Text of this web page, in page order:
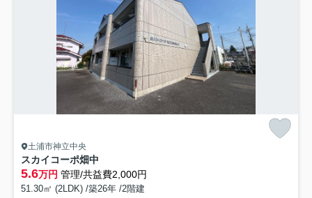
土浦市神立中央
スカイコーポ畑中
5.6万円 管理/共益費2,000円
51.30㎡ (2LDK) /築26年 /2階建